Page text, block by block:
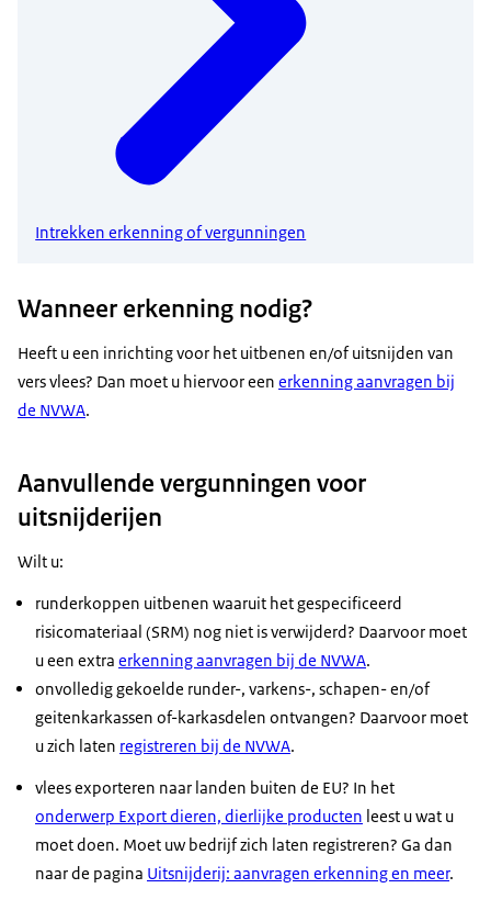
Intrekken erkenning of vergunningen
Wanneer erkenning nodig?
Heeft u een inrichting voor het uitbenen en/of uitsnijden van
vers vlees? Dan moet u hiervoor een erkenning aanvragen bij
de NVWA.
Aanvullende vergunningen voor
uitsnijderijen
Wilt u:
runderkoppen uitbenen waaruit het gespecificeerd
risicomateriaal (SRM) nog niet is verwijderd? Daarvoor moet
u een extra erkenning aanvragen bij de NVWA.
onvolledig gekoelde runder-, varkens-, schapen- en/of
geitenkarkassen of-karkasdelen ontvangen? Daarvoor moet
u zich laten registreren bij de NVWA.
vlees exporteren naar landen buiten de EU? In het
onderwerp Export dieren, dierlijke producten leest u wat u
moet doen. Moet uw bedrijf zich laten registreren? Ga dan
naar de pagina Uitsnijderij: aanvragen erkenning en meer.